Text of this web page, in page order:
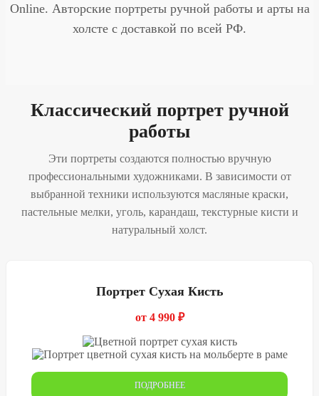
Online. Авторские портреты ручной работы и арты на
холсте с доставкой по всей РФ.
Классический портрет ручной
работы
Эти портреты создаются полностью вручную
профессиональными художниками. В зависимости от
выбранной техники используются масляные краски,
пастельные мелки, уголь, карандаш, текстурные кисти и
натуральный холст.
Портрет Сухая Кисть
от 4 990 ₽
ПОДРОБНЕЕ